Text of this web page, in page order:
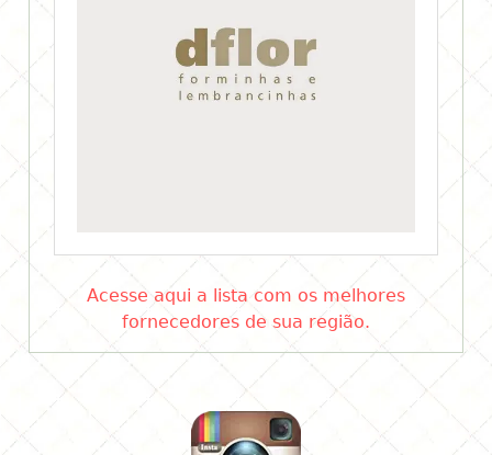
Acesse aqui a lista com os melhores
fornecedores de sua região.